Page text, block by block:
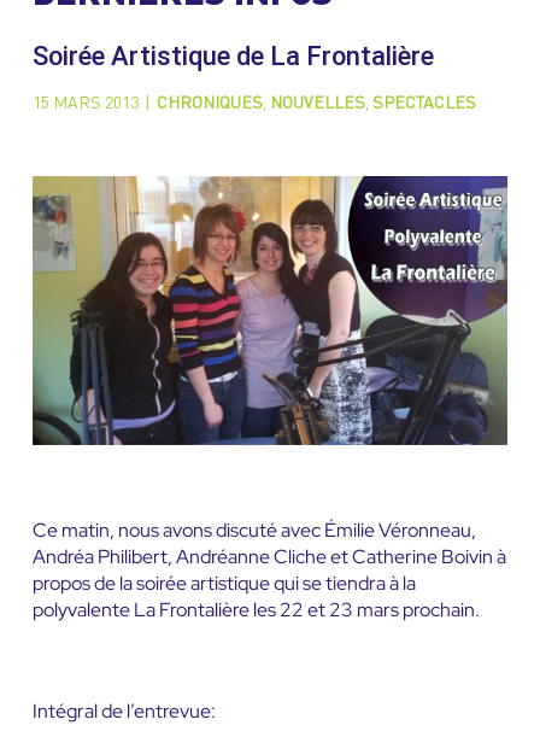
Soirée Artistique de La Frontalière
15 MARS 2013 CHRONIQUES, NOUVELLES, SPECTACLES
Ce matin, nous avons discuté avec Émilie Véronneau,
Andréa Philibert, Andréanne Cliche et Catherine Boivin à
propos de la soirée artistique qui se tiendra à la
polyvalente La Frontalière les 22 et 23 mars prochain.
Intégral de l’entrevue: